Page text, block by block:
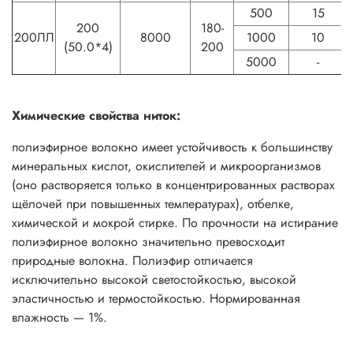
200ЛЛ
200
(50.0*4)
8000
180-
200
500
15
1000
10
5000
-
Химические свойства ниток:
полиэфирное волокно имеет устойчивость к большинству
минеральных кислот, окислителей и микроорганизмов
(оно растворяется только в концентрированных растворах
щёлочей при повышенных температурах), отбелке,
химической и мокрой стирке. По прочности на истирание
полиэфирное волокно значительно превосходит
природные волокна. Полиэфир отличается
исключительно высокой светостойкостью, высокой
эластичностью и термостойкостью. Нормированная
влажность — 1%.